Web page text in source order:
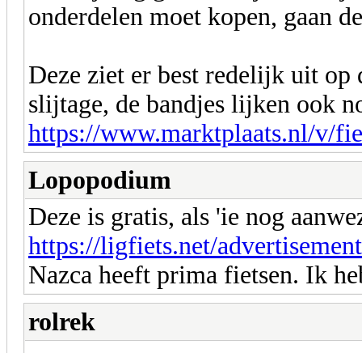
onderdelen moet kopen, gaan
Deze ziet er best redelijk uit op
slijtage, de bandjes lijken ook
https://www.marktplaats.nl/v/
Lopopodium
Deze is gratis, als 'ie nog
https://ligfiets.net/
Nazca heeft prima fietsen. Ik
rolrek